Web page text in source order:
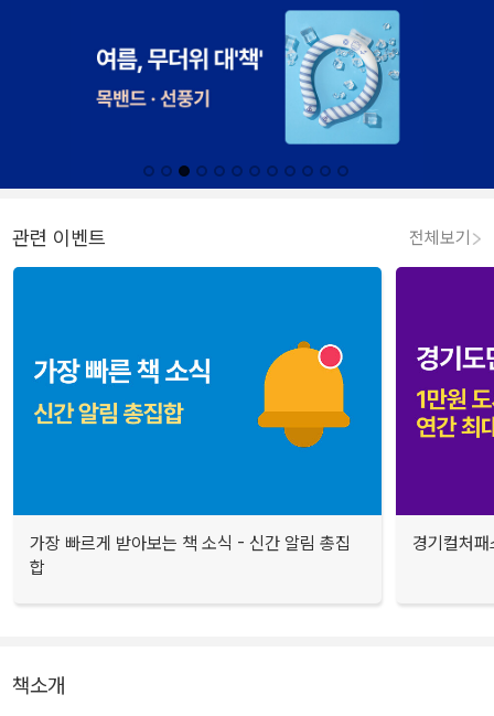
관련 이벤트 전체보기
가장 빠르게 받아보는 책 소식 - 신간 알림 총집
합
경기컬처
책소개